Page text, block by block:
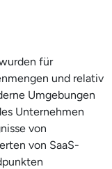
für
und relativ
Umgebungen
Unternehmen
von
von SaaS-